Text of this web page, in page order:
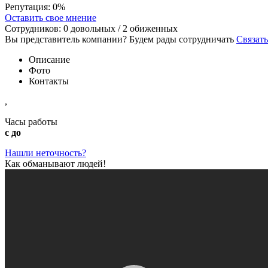
Репутация: 0%
Оставить свое мнение
Сотрудников: 0 довольных / 2 обиженных
Вы представитель компании? Будем рады сотрудничать
Описание
Фото
Контакты
,
Часы работы
с до
Нашли неточность?
Как обманывают людей!